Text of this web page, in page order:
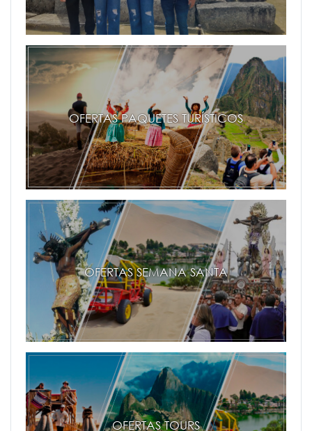
OFERTAS PAQUETES TURÍSTICOS
OFERTAS SEMANA SANTA
OFERTAS TOURS